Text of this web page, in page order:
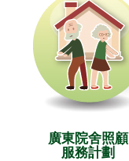
廣東院舍照顧
服務計劃